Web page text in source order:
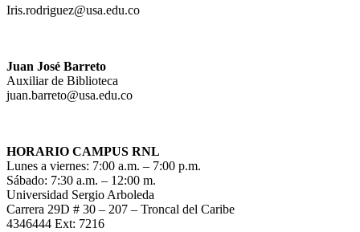
Iris.rodriguez@usa.edu.co
Juan José Barreto
Auxiliar de Biblioteca
juan.barreto@usa.edu.co
HORARIO CAMPUS RNL
Lunes a viernes: 7:00 a.m. – 7:00 p.m.
Sábado: 7:30 a.m. – 12:00 m.
Universidad Sergio Arboleda
Carrera 29D # 30 – 207 – Troncal del Caribe
4346444 Ext: 7216